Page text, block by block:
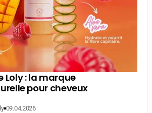
Loly : la marque
pour cheveux
09.04.2026